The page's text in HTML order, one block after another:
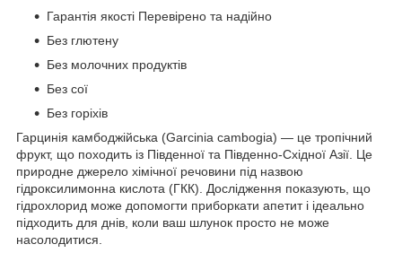
Гарантія якості Перевірено та надійно
Без глютену
Без молочних продуктів
Без сої
Без горіхів
Гарцинія камбоджійська (Garcinia cambogia) — це тропічний
фрукт, що походить із Південної та Південно-Східної Азії. Це
природне джерело хімічної речовини під назвою
гідроксилимонна кислота (ГКК). Дослідження показують, що
гідрохлорид може допомогти приборкати апетит і ідеально
підходить для днів, коли ваш шлунок просто не може
насолодитися.